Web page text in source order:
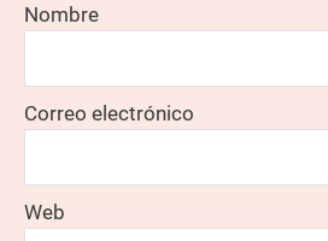
Nombre
Correo electrónico
Web